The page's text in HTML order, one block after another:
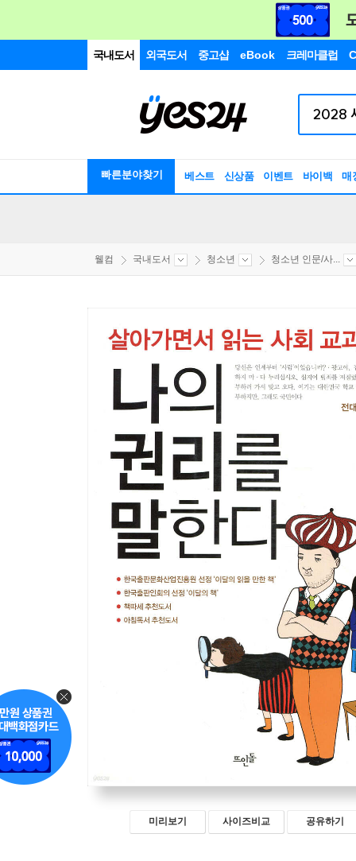
국내도서 외국도서 중고샵 eBook 크레마클럽
빠른분야찾기 베스트 신상품 이벤트 바이백 매
웰컴 국내도서 청소년 청소년 인문/사...
미리보기 사이즈비교 공유하기